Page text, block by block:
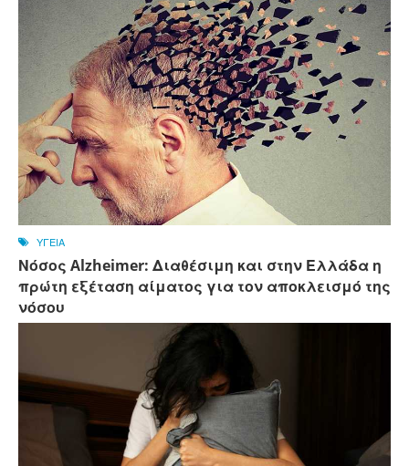
ΥΓΕΙΑ
Νόσος Alzheimer: Διαθέσιμη και στην Ελλάδα η
πρώτη εξέταση αίματος για τον αποκλεισμό της
νόσου